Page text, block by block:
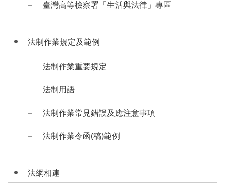
臺灣高等檢察署「生活與法律」專區
法制作業規定及範例
法制作業重要規定
法制用語
法制作業常見錯誤及應注意事項
法制作業令函(稿)範例
法網相連